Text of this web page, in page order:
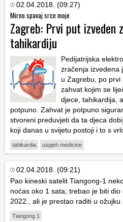
02.04.2018. (09:27)
Mirno spavaj srce moje
Zagreb: Prvi put
tahikardiju
Pedijatrijska
zračenja izvedena
u Zagrebu, po prvi
zahvat kojim se
djece, tahikardija,
potpuno. Zahvat je potpuno
stvoreni preduvjeti da ta djeca
koji danas u svijetu postoji i to s
tahikardia uspjeh medicine
02.04.2018. (09:21)
Pao kineski satelit Tiangong-1
noćas oko 1 sata; trebao je biti
2022., ali je prestao raditi u ožujku
Tiangong 1